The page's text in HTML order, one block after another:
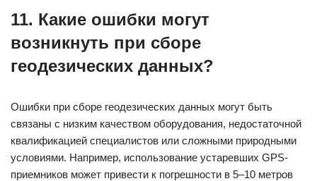
11. Какие ошибки могут
возникнуть при сборе
геодезических данных?
Ошибки при сборе геодезических данных могут быть
связаны с низким качеством оборудования, недостаточной
квалификацией специалистов или сложными природными
условиями. Например, использование устаревших GPS-
приемников может привести к погрешности в 5–10 метров